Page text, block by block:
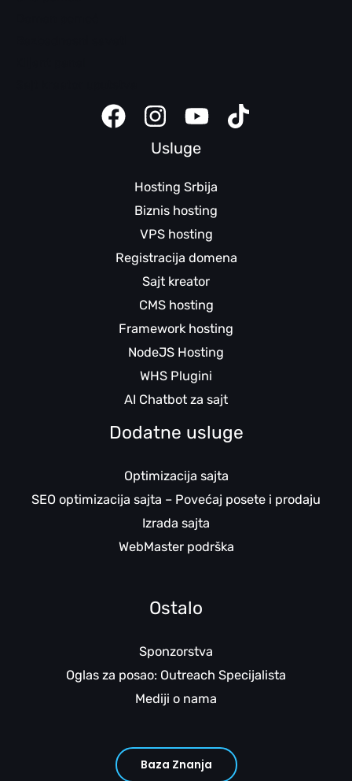
Usluge
Hosting Srbija
Biznis hosting
VPS hosting
Registracija domena
Sajt kreator
CMS hosting
Framework hosting
NodeJS Hosting
WHS Plugini
AI Chatbot za sajt
Dodatne usluge
Optimizacija sajta
SEO optimizacija sajta – Povećaj posete i prodaju
Izrada sajta
WebMaster podrška
Ostalo
Sponzorstva
Oglas za posao: Outreach Specijalista
Mediji o nama
Baza Znanja